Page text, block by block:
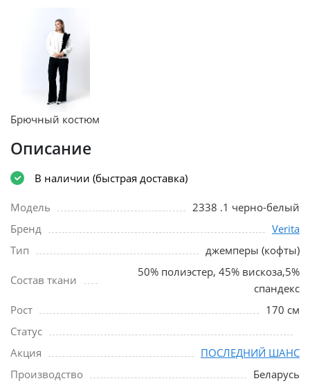
Брючный костюм
Описание
В наличии (быстрая доставка)
Модель
2338 .1 черно-белый
Бренд
Verita
Тип
джемперы (кофты)
Состав ткани
50% полиэстер, 45% вискоза,5%
спандекс
Рост
170 см
Статус
Акция
ПОСЛЕДНИЙ ШАНС
Производство
Беларусь